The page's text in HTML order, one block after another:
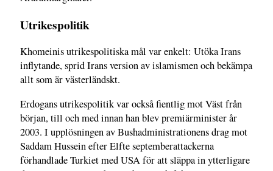
Utrikespolitik
Khomeinis utrikespolitiska mål var enkelt: Utöka Irans
inflytande, sprid Irans version av islamismen och bekämpa
allt som är västerländskt.
Erdogans utrikespolitik var också fientlig mot Väst från
början, till och med innan han blev premiärminister år
2003. I upplösningen av Bushadministrationens drag mot
Saddam Hussein efter Elfte septemberattackerna
förhandlade Turkiet med USA för att släppa in ytterligare